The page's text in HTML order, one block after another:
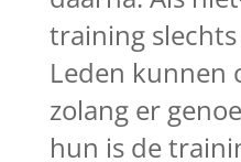
training
Leden kunnen
zolang er
hun is de